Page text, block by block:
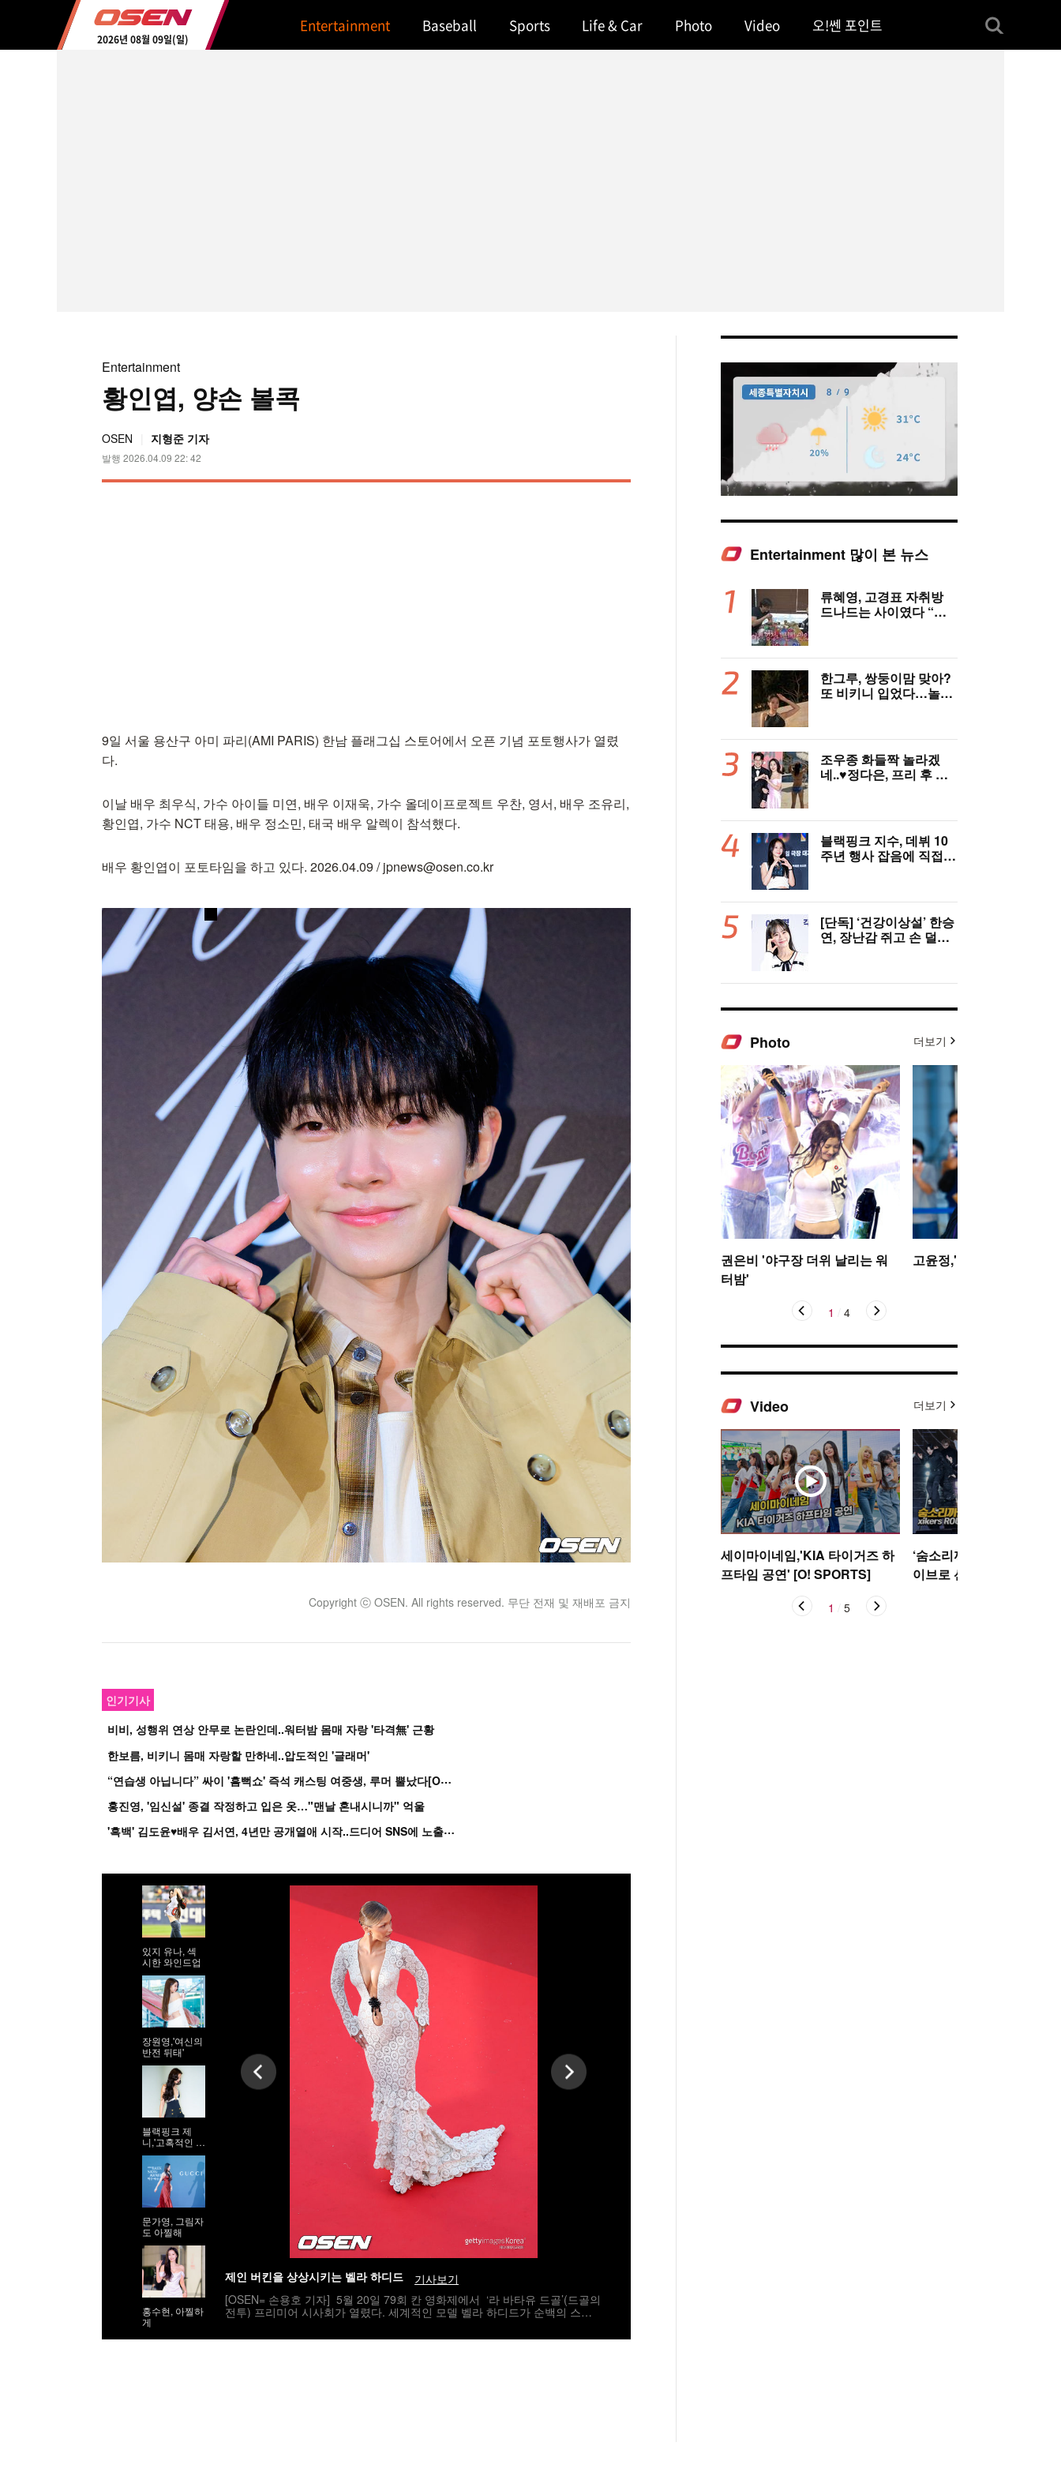
2026년 08월 09일(일)
Entertainment Baseball Sports Life & Car Photo Video 오!쎈 포인트
Entertainment
황인엽, 양손 볼콕
OSEN 지형준 기자
발행 2026.04.09 22: 42
9일 서울 용산구 아미 파리(AMI PARIS) 한남 플래그십 스토어에서 오픈 기념 포토행사가 열렸
다.
이날 배우 최우식, 가수 아이들 미연, 배우 이재욱, 가수 올데이프로젝트 우찬, 영서, 배우 조유리,
황인엽, 가수 NCT 태용, 배우 정소민, 태국 배우 알렉이 참석했다.
배우 황인엽이 포토타임을 하고 있다. 2026.04.09 / jpnews@osen.co.kr
Copyright ⓒ OSEN. All rights reserved. 무단 전재 및 재배포 금지
인기기사
비비, 성행위 연상 안무로 논란인데..워터밤 몸매 자랑 '타격無' 근황
한보름, 비키니 몸매 자랑할 만하네..압도적인 '글래머'
“
연습생 아닙니다” 싸이 '흠뻑쇼' 즉석 캐스팅 여중생, 루머 뿔났다[Oh!쎈 이...
홍진영, '임신설' 종결 작정하고 입은 옷…"맨날 혼내시니까" 억울
'
흑백' 김도윤♥배우 김서연, 4년만 공개열애 시작..드디어 SNS에 노출 [핫피...
있지 유나, 섹
시한 와인드업
장원영,'여신의
반전 뒤태'
블랙핑크 제
니,'고혹적인 워
킹'
문가영, 그림자
도 아찔해
홍수현, 아찔하
게
제인 버킨을 상상시키는 벨라 하디드
기사보기
[OSEN= 손용호 기자] 5월 20일 79회 칸 영화제에서 ‘라 바타유 드골’(드골의
전투) 프리미어 시사회가 열렸다. 세계적인 모델 벨라 하디드가 순백의 스키
진=게티이미지
Mute
Entertainment 많이 본 뉴스
류혜영, 고경표 자취방
드나드는 사이였다 “부
한그루, 쌍둥이맘 맞아?
또 비키니 입었다…놀라
조우종 화들짝 놀라겠
네..♥정다은, 프리 후 과
블랙핑크 지수, 데뷔 10
주년 행사 잡음에 직접
[단독] ‘건강이상설’ 한승
연, 장난감 쥐고 손 덜덜..
Photo 더보기
권은비 '야구장 더위 날리는 워
터밤'
고윤정,'탄성을 자아내는
1 4
Video 더보기
세이마이네임,'KIA 타이거즈 하
프타임 공연' [O! SPORTS]
‘숨소리까지 들려’ 싸이커
이브로 선보이는 신곡
1 5